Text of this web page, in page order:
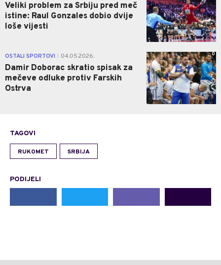
Veliki problem za Srbiju pred meč
istine: Raul Gonzales dobio dvije
loše vijesti
OSTALI SPORTOVI 04.05.2026.
Damir Doborac skratio spisak za
mečeve odluke protiv Farskih
Ostrva
0
TAGOVI
RUKOMET SRBIJA
PODIJELI